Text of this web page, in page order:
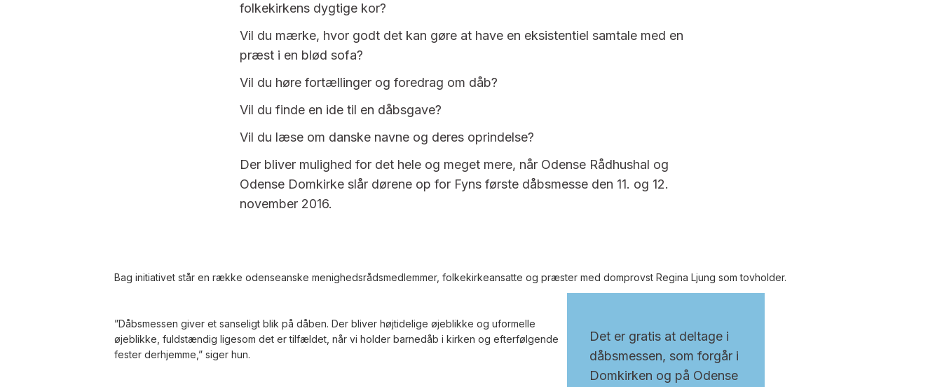
folkekirkens dygtige kor?
Vil du mærke, hvor godt det kan gøre at have en eksistentiel samtale med en
præst i en blød sofa?
Vil du høre fortællinger og foredrag om dåb?
Vil du finde en ide til en dåbsgave?
Vil du læse om danske navne og deres oprindelse?
Der bliver mulighed for det hele og meget mere, når Odense Rådhushal og
Odense Domkirke slår dørene op for Fyns første dåbsmesse den 11. og 12.
november 2016.
Bag initiativet står en række odenseanske menighedsrådsmedlemmer, folkekirkeansatte og præster med domprovst Regina Ljung som tovholder.
Det er gratis at deltage i
dåbsmessen, som forgår i
Domkirken og på Odense
”Dåbsmessen giver et sanseligt blik på dåben. Der bliver højtidelige øjeblikke og uformelle
øjeblikke, fuldstændig ligesom det er tilfældet, når vi holder barnedåb i kirken og efterfølgende
fester derhjemme,” siger hun.